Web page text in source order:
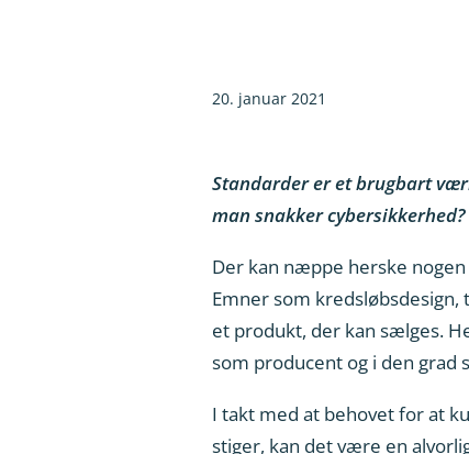
20. januar 2021
Standarder er et brugbart
man snakker
Der kan næppe herske
Emner som
et produkt, der kan sælges.
som producent og i den grad
I takt med at behovet for at
stiger, kan det være en